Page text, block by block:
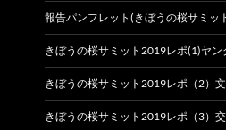
報告パンフレット(きぼうの桜サミッ
きぼうの桜サミット2019レポ(1)ヤン
きぼうの桜サミット2019レポ（2）
きぼうの桜サミット2019レポ（3）